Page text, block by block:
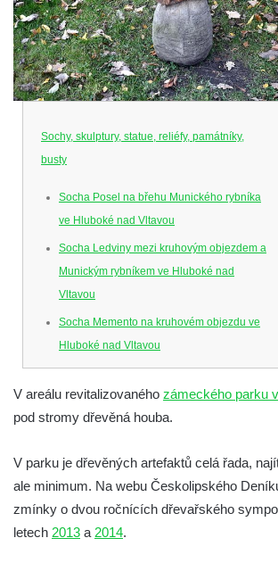
Sochy, skulptury, statue, reliéfy, památníky,
busty
Socha Posel na břehu Munického rybníka
ve Hluboké nad Vltavou
Socha Ledviny mezi kruhovým objezdem a
Munickým rybníkem ve Hluboké nad
Vltavou
Socha Memento na kruhovém objezdu ve
Hluboké nad Vltavou
Socha Chalikotérium v ZOO Hluboká
Socha Smilodon v ZOO Hluboká
Socha Veledaněk v ZOO Hluboká
Socha Koroun bezzubý v ZOO Hluboká
Socha Plejtvák obrovský v ZOO Hluboká
Socha Medvěd jeskynní v ZOO Hluboká
Socha Mamutí lebka v ZOO Hluboká
V areálu revitalizovaného zámeckého parku
pod stromy dřevěná houba.
V parku je dřevěných artefaktů celá řada,
ale minimum. Na webu Českolipského
zmínky o dvou ročnících dřevařského
letech 2013 a 2014.